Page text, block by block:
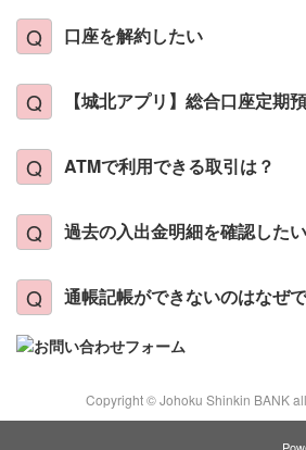
口座を解約したい
【城北アプリ】総合口座定期
ATMで利用できる取引は？
過去の入出金明細を確認したい
通帳記帳ができないのはなぜ
Copyright © Johoku Shinkin BANK